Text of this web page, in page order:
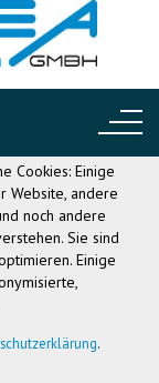
KLAMMERN SET 12
Cookies: Einige
Website, andere
noch andere
Sie sind
Einige
.